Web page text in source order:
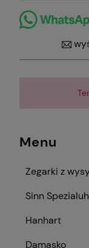
Menu
Zegarki z
Sinn
Hanhart
Damasko